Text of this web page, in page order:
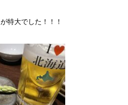
が特大でした！！！